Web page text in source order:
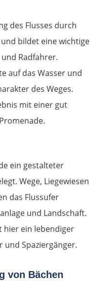
des Flusses durch
bildet eine wichtige
Radfahrer.
auf das Wasser und
des Weges.
mit einer gut
ein gestalteter
Wege, Liegewiesen
das Flussufer
und Landschaft.
hier ein lebendiger
Spaziergänger.
von Bächen